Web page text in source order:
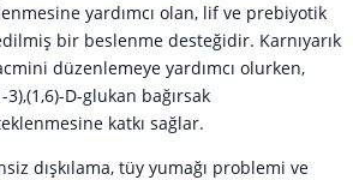
yardımcı olan, lif ve prebiyotik
bir beslenme desteğidir. Karnıyarık
düzenlemeye yardımcı olurken,
D-glukan bağırsak
katkı sağlar.
dışkılama, tüy yumağı problemi ve